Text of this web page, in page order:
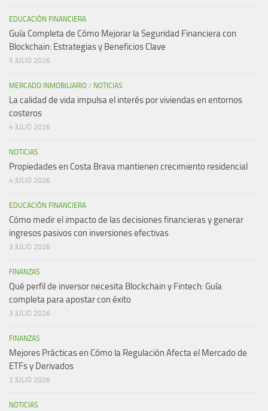
EDUCACIÓN FINANCIERA
Guía Completa de Cómo Mejorar la Seguridad Financiera con
Blockchain: Estrategias y Beneficios Clave
5 JULIO 2026
MERCADO INMOBILIARIO / NOTICIAS
La calidad de vida impulsa el interés por viviendas en entornos
costeros
4 JULIO 2026
NOTICIAS
Propiedades en Costa Brava mantienen crecimiento residencial
4 JULIO 2026
EDUCACIÓN FINANCIERA
Cómo medir el impacto de las decisiones financieras y generar
ingresos pasivos con inversiones efectivas
3 JULIO 2026
FINANZAS
Qué perfil de inversor necesita Blockchain y Fintech: Guía
completa para apostar con éxito
3 JULIO 2026
FINANZAS
Mejores Prácticas en Cómo la Regulación Afecta el Mercado de
ETFs y Derivados
2 JULIO 2026
NOTICIAS